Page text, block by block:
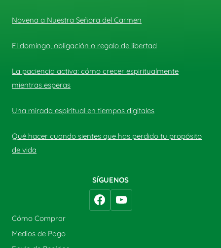
Novena a Nuestra Señora del Carmen
El domingo, obligación o regalo de libertad
La paciencia activa: cómo crecer espiritualmente
mientras esperas
Una mirada espiritual en tiempos digitales
Qué hacer cuando sientes que has perdido tu propósito
de vida
SÍGUENOS
Cómo Comprar
Medios de Pago